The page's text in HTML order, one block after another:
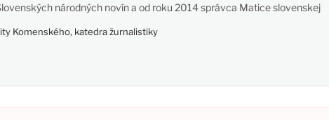
národných novín a od roku 2014 správca Matice slovenskej
Komenského, katedra žurnalistiky